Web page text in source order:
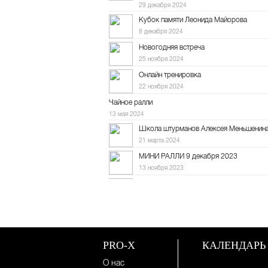
29 декабря 2024
Кубок памяти Леонида Майорова
8 декабря 2024
Новогодняя встреча
25 ноября 2024
Онлайн тренировка
22 ноября 2024
Чайное ралли
13 мая 2024
Школа штурманов Алексея
21 марта 2024
МИНИ РАЛЛИ 9 декабря 2023
13 ноября 2023
Осенний набор в Школу штурманов
PRO-X
О нас
КАЛЕНДАРЬ